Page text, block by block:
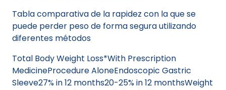
Tabla comparativa de la rapidez con la que se
puede perder peso de forma segura utilizando
diferentes métodos
Total Body Weight Loss*With Prescription
MedicineProcedure AloneEndoscopic Gastric
Sleeve27% in 12 months20-25% in 12 monthsWeight